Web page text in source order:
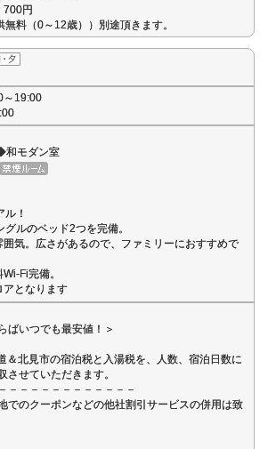
700円
料（0～12歳））別途頂きます。
～19:00
和モダン室
！
ルのベッド2つを完備。
気。広さがあるので、ファミリーにおすすめで
Fi完備。
となります
ばいつでも最安値！＞
＆北見市の宿泊税と入湯税を、人数、宿泊日数に
させていただきます。
－－－－－－－－－－－－
でのクーポンなどの他社割引サービスの併用は致